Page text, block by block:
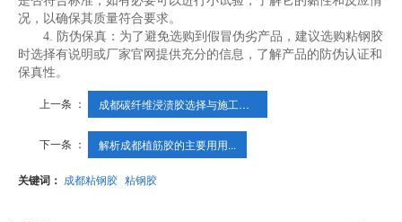
况，以确保其质量符合要求。
4. 防伪保真：为了避免选购到假冒伪劣产品，建议选购粘钢胶
时选择有说明或厂家官网提供充分的信息，了解产品的防伪认证和
保真性。
上一条 ： 成都碳纤维浸渍胶选择与施工细则
下一条 ： 解析成都植筋胶的主要用用...
关键词： 成都粘钢胶 粘钢胶